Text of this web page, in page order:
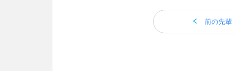
前の先輩